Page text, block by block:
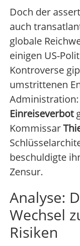
Doch der
auch
globale
einigen US-
Kontroverse
umstrittenen
Administration:
Einreiseverbot
Kommissar
beschuldigte
Zensur.
Analyse:
Wechsel
Risiken